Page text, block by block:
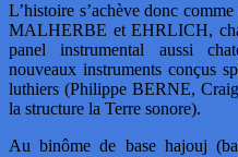
L’histoire s’achève donc
MALHERBE et EHRLICH,
panel instrumental aussi
nouveaux instruments conçus
luthiers (Philippe BERNE,
la structure la Terre sonore).
Au binôme de base hajouj